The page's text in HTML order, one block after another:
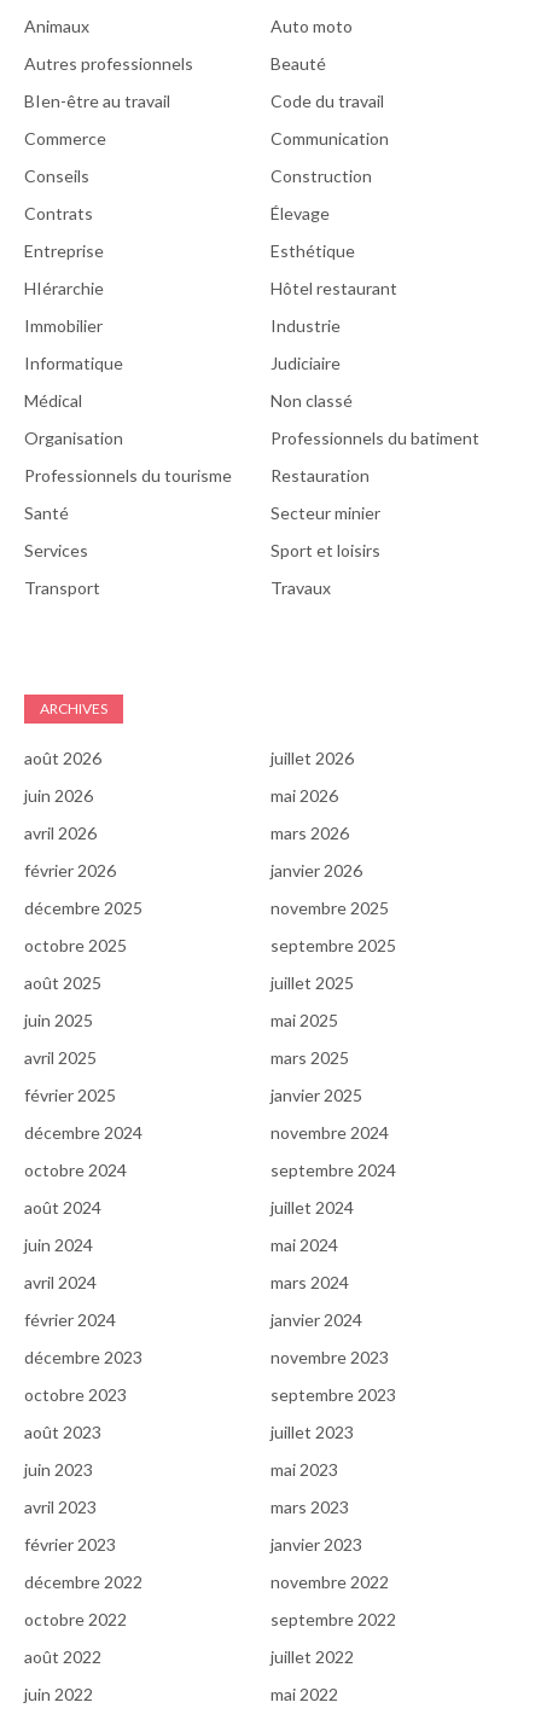
Animaux
Auto moto
Autres professionnels
Beauté
BIen-être au travail
Code du travail
Commerce
Communication
Conseils
Construction
Contrats
Élevage
Entreprise
Esthétique
HIérarchie
Hôtel restaurant
Immobilier
Industrie
Informatique
Judiciaire
Médical
Non classé
Organisation
Professionnels du batiment
Professionnels du tourisme
Restauration
Santé
Secteur minier
Services
Sport et loisirs
Transport
Travaux
ARCHIVES
août 2026
juillet 2026
juin 2026
mai 2026
avril 2026
mars 2026
février 2026
janvier 2026
décembre 2025
novembre 2025
octobre 2025
septembre 2025
août 2025
juillet 2025
juin 2025
mai 2025
avril 2025
mars 2025
février 2025
janvier 2025
décembre 2024
novembre 2024
octobre 2024
septembre 2024
août 2024
juillet 2024
juin 2024
mai 2024
avril 2024
mars 2024
février 2024
janvier 2024
décembre 2023
novembre 2023
octobre 2023
septembre 2023
août 2023
juillet 2023
juin 2023
mai 2023
avril 2023
mars 2023
février 2023
janvier 2023
décembre 2022
novembre 2022
octobre 2022
septembre 2022
août 2022
juillet 2022
juin 2022
mai 2022